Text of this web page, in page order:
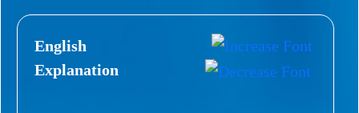
English
Explanation